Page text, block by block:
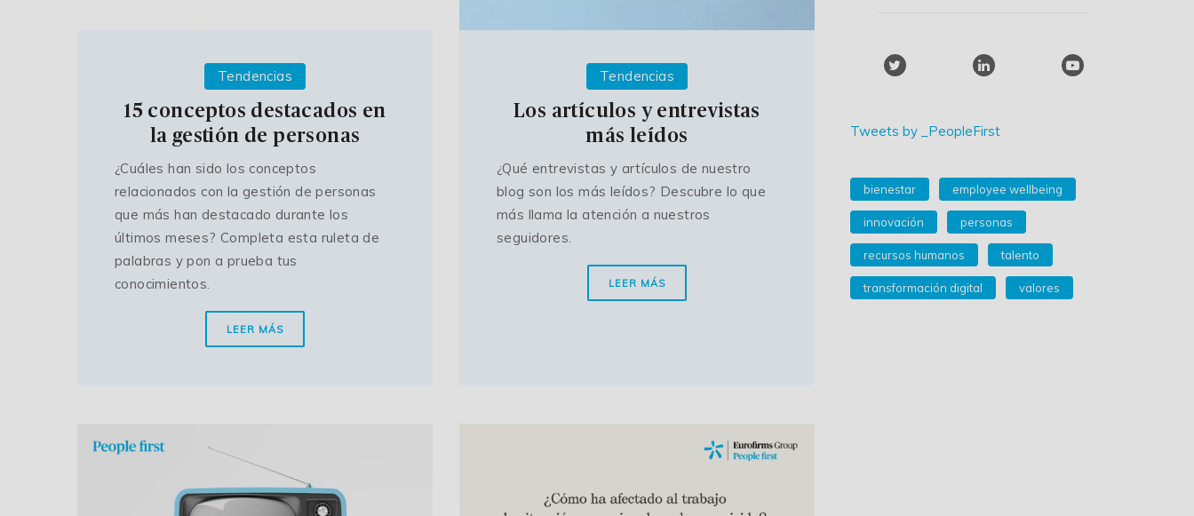
Tendencias
15 conceptos destacados en
la gestión de personas
¿Cuáles han sido los conceptos
relacionados con la gestión de personas
que más han destacado durante los
últimos meses? Completa esta ruleta de
palabras y pon a prueba tus
conocimientos.
LEER MÁS
Tendencias
Los artículos y entrevistas
más leídos
¿Qué entrevistas y artículos de nuestro
blog son los más leídos? Descubre lo que
más llama la atención a nuestros
seguidores.
LEER MÁS
Tweets by _PeopleFirst
bienestar employee wellbeing
innovación personas
recursos humanos talento
transformación digital valores